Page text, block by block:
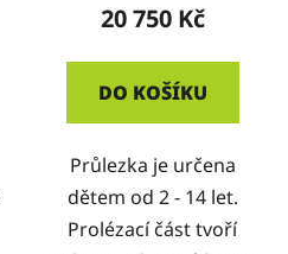
20 750 Kč
DO KOŠÍKU
Průlezka je určena
dětem od 2 - 14 let.
Prolézací část tvoří